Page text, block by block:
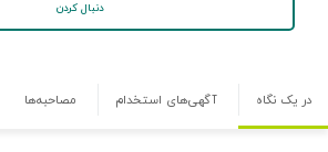
دنبال کردن
در یک نگاه آگهی‌های استخدام مصاحبه‌ها